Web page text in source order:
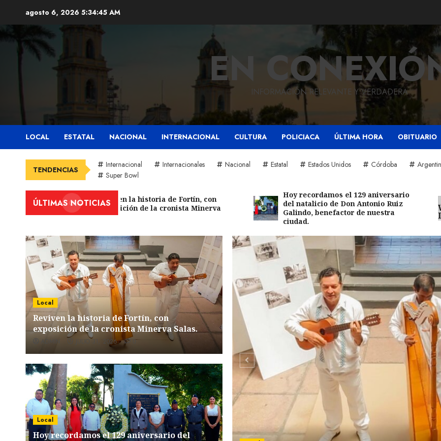
contenido
agosto 6, 2026 5:34:47 AM
ENINFORMACIÓN RELEVANTE Y VERDADERA.
LOCAL ESTATAL NACIONAL INTERNACIONAL CULTURA POLICIACA ÚLTIMA HORA OBITUARIO
TENDENCIAS
Internacional Internacionales Nacional Estatal Estados Unidos Córdoba
Super Bowl
ÚLTIMAS NOTICIASReviven la historia de Fortín, con
exposición de la cronista Minerva
Salas.
Hoy recordamos el 129 aniversario
del natalicio de Don Antonio Ruiz
Galindo, benefactor de nuestra
ciudad.
Local
Reviven la historia de Fortín, con
exposición de la cronista Minerva Salas.
ADMIN JULIO 31, 2026 0
Local
Hoy recordamos el 129 aniversario del